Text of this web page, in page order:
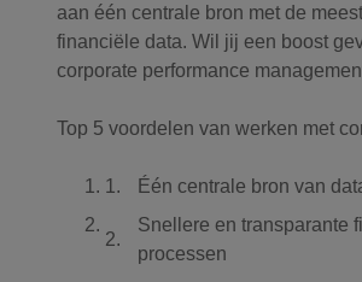
aan één centrale bron met de
financiële data. Wil jij een boost
corporate performance
Top 5 voordelen van werken met
Één centrale bron van
Snellere en transparante
processen